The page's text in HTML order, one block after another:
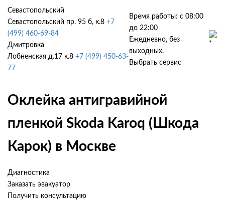
Севастопольский
Севастопольский пр. 95 б, к.8 +7
(499) 460-69-84
Дмитровка
Лобненская д.17 к.8 +7 (499) 450-63-
77
Время работы: с 08:00
до 22:00
Ежедневно, без
выходных.
Выбрать сервис
Оклейка антигравийной
пленкой Skoda Karoq (Шкода
Карок) в Москве
Диагностика
Заказать эвакуатор
Получить консультацию